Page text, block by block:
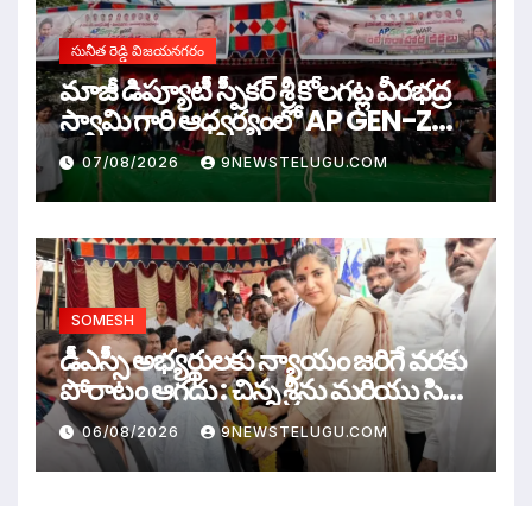
సునీత రెడ్డి విజయనగరం
మాజీ డిప్యూటీ స్పీకర్ శ్రీ కోలగట్ల వీరభద్ర
స్వామి గారి ఆధ్వర్యంలో AP GEN-Z
WAR
07/08/2026 9NEWSTELUGU.COM
SOMESH
డీఎస్సీ అభ్యర్థులకు న్యాయం జరిగే వరకు
పోరాటం ఆగదు : చిన్న శ్రీను మరియు సిరి
సహస్ర
06/08/2026 9NEWSTELUGU.COM